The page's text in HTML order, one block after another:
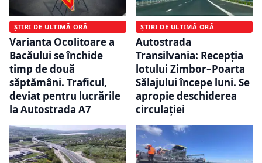
ȘTIRI DE ULTIMĂ ORĂ
Varianta Ocolitoare a
Bacăului se închide
timp de două
săptămâni. Traficul,
deviat pentru lucrările
la Autostrada A7
ȘTIRI DE ULTIMĂ ORĂ
Autostrada
Transilvania: Recepția
lotului Zimbor–Poarta
Sălajului începe luni. Se
apropie deschiderea
circulației